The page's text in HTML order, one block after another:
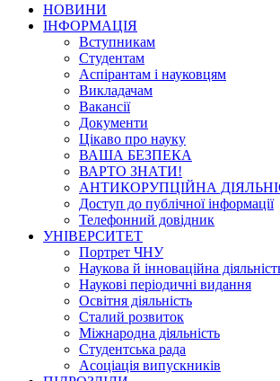
НОВИНИ
ІНФОРМАЦІЯ
Вступникам
Студентам
Аспірантам і науковцям
Викладачам
Вакансії
Документи
Цікаво про науку
ВАША БЕЗПЕКА
ВАРТО ЗНАТИ!
АНТИКОРУПЦІЙНА
Доступ до публічної інформації
Телефонний довідник
УНІВЕРСИТЕТ
Портрет ЧНУ
Наукова й інноваційна
Наукові періодичні видання
Освітня діяльність
Сталий розвиток
Міжнародна діяльність
Студентська рада
Асоціація випускників